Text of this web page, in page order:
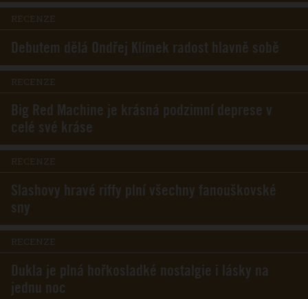
RECENZE
Debutem dělá Ondřej Klímek radost hlavně sobě
RECENZE
Big Red Machine je krásná podzimní deprese v
celé své kráse
RECENZE
Slashovy hravé riffy plní všechny fanouškovské
sny
RECENZE
Dukla je plná hořkosladké nostalgie i lásky na
jednu noc